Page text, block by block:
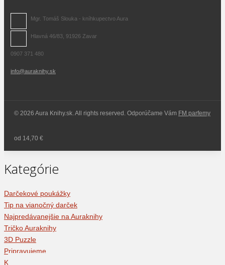
Mgr. Tomáš Slouka - kníhkupectvo Aura
Hlavná 46/83, 91926 Zavar
0907 371 480
info@auraknihy.sk
© 2026 Aura Knihy.sk.All rights reserved. Odporúčame Vám FM parfemy
od 14,70 €
Kategórie
Darčekové poukážky
Tip na vianočný darček
Najpredávanejšie na Auraknihy
Tričko Auraknihy
3D Puzzle
Pripravujeme
Knižné novinky